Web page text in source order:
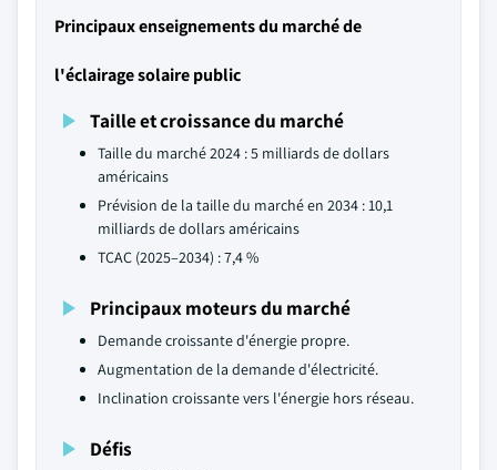
Principaux enseignements du marché de
l'éclairage solaire public
Taille et croissance du marché
Taille du marché 2024 : 5 milliards de dollars
américains
Prévision de la taille du marché en 2034 : 10,1
milliards de dollars américains
TCAC (2025–2034) : 7,4 %
Principaux moteurs du marché
Demande croissante d'énergie propre.
Augmentation de la demande d'électricité.
Inclination croissante vers l'énergie hors réseau.
Défis